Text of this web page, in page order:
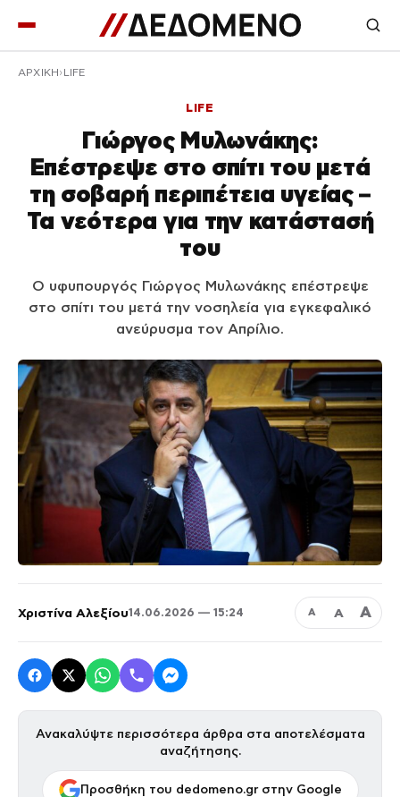
ΑΡΧΙΚΉ LIFE
LIFE
Γιώργος Μυλωνάκης:
Επέστρεψε στο σπίτι του μετά
τη σοβαρή περιπέτεια υγείας –
Τα νεότερα για την κατάστασή
του
Ο υφυπουργός Γιώργος Μυλωνάκης επέστρεψε
στο σπίτι του μετά την νοσηλεία για εγκεφαλικό
ανεύρυσμα τον Απρίλιο.
Χριστίνα Αλεξίου14.06.2026 — 15:24 Α Α Α
Ανακαλύψτε περισσότερα άρθρα στα αποτελέσματα
αναζήτησης.
Προσθήκη του dedomeno.gr στην Google